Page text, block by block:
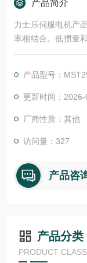
产品简介
力士乐伺服电机产
率相结合。低惯量
业 4.0 环境中的智
产品型号：
更新时间：
厂商性质：其他
访问量：327
产品咨
产品分类
PRODUCT